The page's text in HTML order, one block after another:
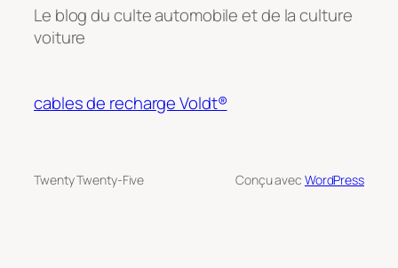
Le blog du culte automobile et de la culture
voiture
cables de recharge Voldt®
Twenty Twenty-Five Conçu avec WordPress